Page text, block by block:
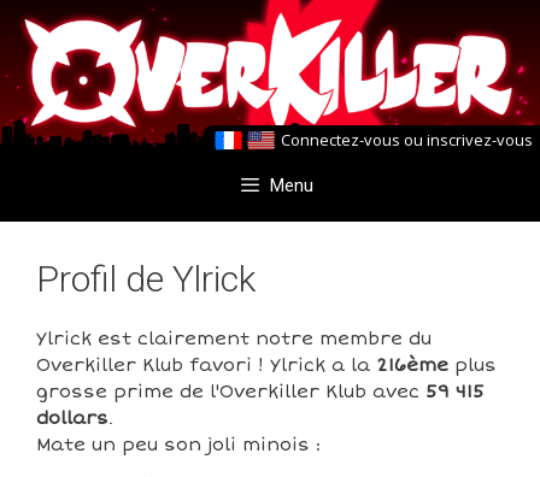
Aller
au
contenu
Aller
au
contenu
Connectez-vous ou inscrivez-vous
Menu
Profil de Ylrick
Ylrick est clairement notre membre du
Overkiller Klub favori ! Ylrick a la 216ème plus
grosse prime de l'Overkiller Klub avec 59 415
dollars.
Mate un peu son joli minois :